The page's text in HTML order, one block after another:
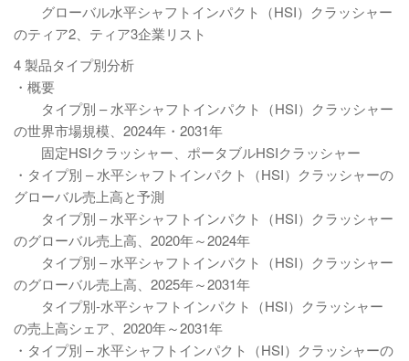
グローバル水平シャフトインパクト（HSI）クラッシャー
のティア2、ティア3企業リスト
4 製品タイプ別分析
・概要
タイプ別 – 水平シャフトインパクト（HSI）クラッシャー
の世界市場規模、2024年・2031年
固定HSIクラッシャー、ポータブルHSIクラッシャー
・タイプ別 – 水平シャフトインパクト（HSI）クラッシャーの
グローバル売上高と予測
タイプ別 – 水平シャフトインパクト（HSI）クラッシャー
のグローバル売上高、2020年～2024年
タイプ別 – 水平シャフトインパクト（HSI）クラッシャー
のグローバル売上高、2025年～2031年
タイプ別-水平シャフトインパクト（HSI）クラッシャー
の売上高シェア、2020年～2031年
・タイプ別 – 水平シャフトインパクト（HSI）クラッシャーの